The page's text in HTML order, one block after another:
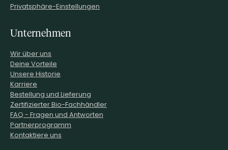
Privatsphäre-Einstellungen
Unternehmen
Wir über uns
Deine Vorteile
Unsere Historie
Karriere
Bestellung und Lieferung
Zertifizierter Bio-Fachhändler
FAQ - Fragen und Antworten
Partnerprogramm
Kontaktiere uns